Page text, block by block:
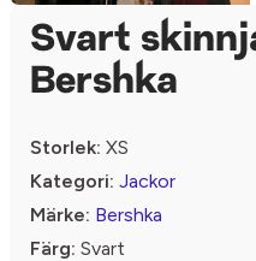
Svart
Bershka
Storlek: XS
Kategori: Jackor
Märke: Bershka
Färg: Svart